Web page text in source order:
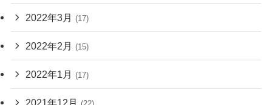
2022年3月 (17)
2022年2月 (15)
2022年1月 (17)
2021年12月